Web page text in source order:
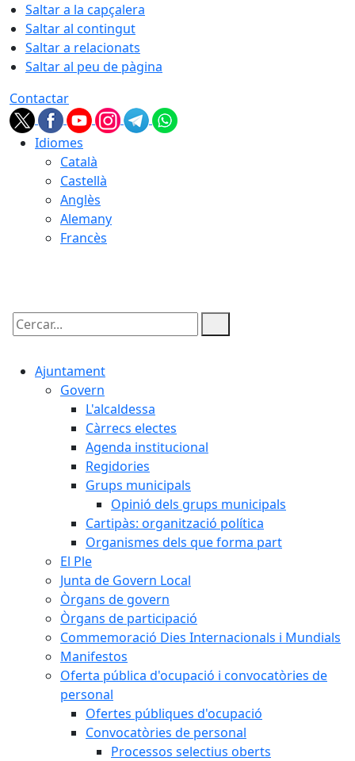
Saltar a la capçalera
Saltar al contingut
Saltar a relacionats
Saltar al peu de pàgina
Contactar
Idiomes
Català
Castellà
Anglès
Alemany
Francès
Cercar:
Ajuntament
Govern
L'alcaldessa
Càrrecs electes
Agenda institucional
Regidories
Grups municipals
Opinió dels grups municipals
Cartipàs: organització política
Organismes dels que forma part
El Ple
Junta de Govern Local
Òrgans de govern
Òrgans de participació
Commemoració Dies Internacionals i Mundials
Manifestos
Oferta pública d'ocupació i convocatòries de
personal
Ofertes públiques d'ocupació
Convocatòries de personal
Processos selectius oberts